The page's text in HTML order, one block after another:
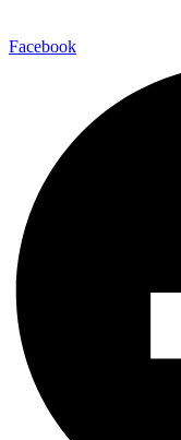
Facebook